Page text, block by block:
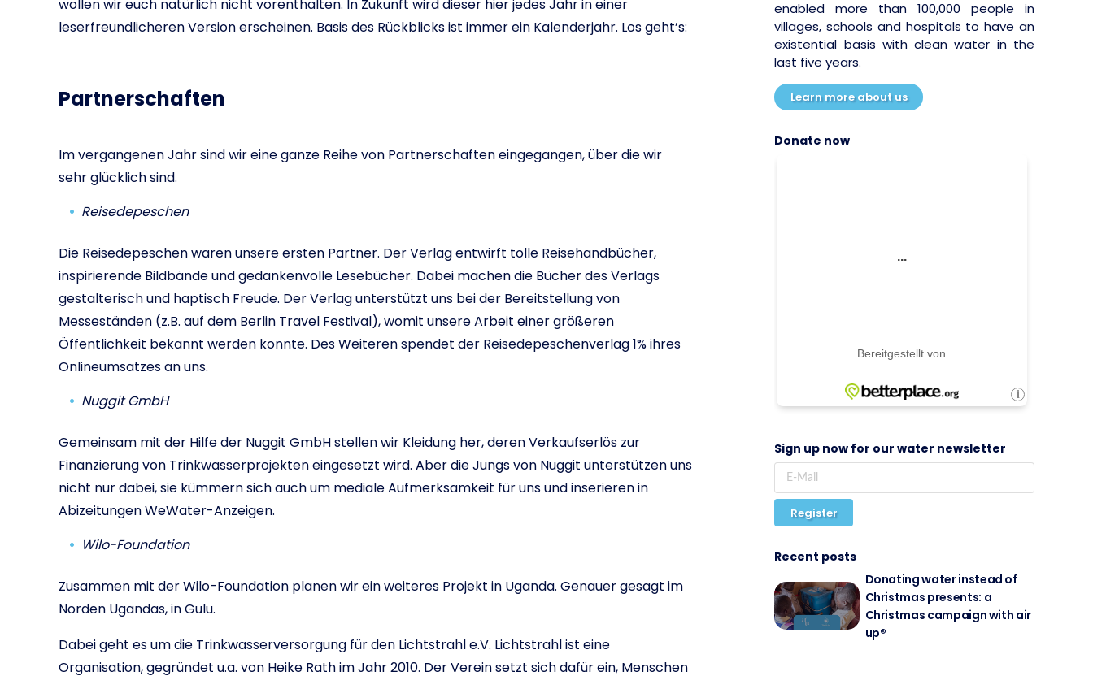
wollen wir euch natürlich nicht vorenthalten. In Zukunft wird dieser hier jedes Jahr in einer
leserfreundlicheren Version erscheinen. Basis des Rückblicks ist immer ein Kalenderjahr. Los geht’s:
Partnerschaften
Im vergangenen Jahr sind wir eine ganze Reihe von Partnerschaften eingegangen, über die wir
sehr glücklich sind.
Reisedepeschen
Die Reisedepeschen waren unsere ersten Partner. Der Verlag entwirft tolle Reisehandbücher,
inspirierende Bildbände und gedankenvolle Lesebücher. Dabei machen die Bücher des Verlags
gestalterisch und haptisch Freude. Der Verlag unterstützt uns bei der Bereitstellung von
Messeständen (z.B. auf dem Berlin Travel Festival), womit unsere Arbeit einer größeren
Öffentlichkeit bekannt werden konnte. Des Weiteren spendet der Reisedepeschenverlag 1% ihres
Onlineumsatzes an uns.
Nuggit GmbH
Gemeinsam mit der Hilfe der Nuggit GmbH stellen wir Kleidung her, deren Verkaufserlös zur
Finanzierung von Trinkwasserprojekten eingesetzt wird. Aber die Jungs von Nuggit unterstützen uns
nicht nur dabei, sie kümmern sich auch um mediale Aufmerksamkeit für uns und inserieren in
Abizeitungen WeWater-Anzeigen.
Wilo-Foundation
Zusammen mit der Wilo-Foundation planen wir ein weiteres Projekt in Uganda. Genauer gesagt im
Norden Ugandas, in Gulu.
Dabei geht es um die Trinkwasserversorgung für den Lichtstrahl e.V. Lichtstrahl ist eine
Organisation, gegründet u.a. von Heike Rath im Jahr 2010. Der Verein setzt sich dafür ein, Menschen
enabled more than 100,000 people in
villages, schools and hospitals to have an
existential basis with clean water in the
last five years.
Learn more about us
Donate now
Sign up now for our water newsletter
Register
Recent posts
Do­na­ting wa­ter in­s­tead of
Christ­mas pres­ents: a
Christ­mas cam­pai­gn with air
up®